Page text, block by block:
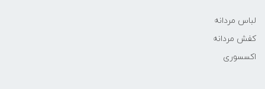
لباس مردانه
کفش مردانه
اکسسوری